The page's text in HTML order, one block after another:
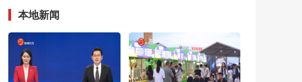
本地新闻